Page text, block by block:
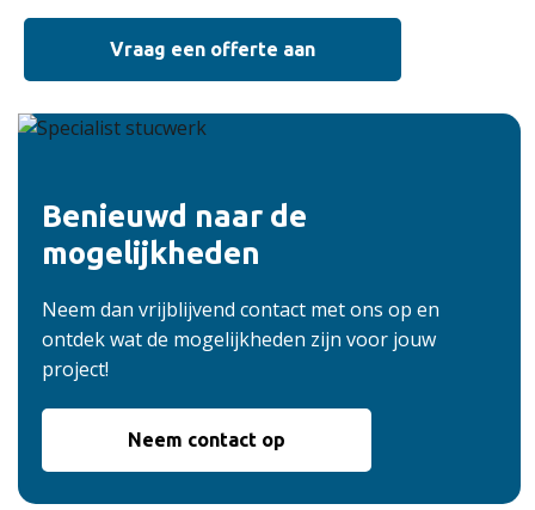
Vraag een offerte aan
Benieuwd naar de
mogelijkheden
Neem dan vrijblijvend contact met ons op en
ontdek wat de mogelijkheden zijn voor jouw
project!
Neem contact op